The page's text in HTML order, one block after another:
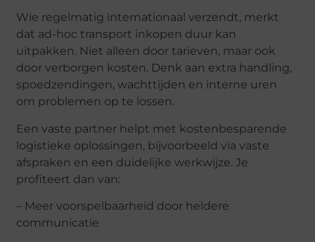
Wie regelmatig internationaal verzendt, merkt
dat ad-hoc transport inkopen duur kan
uitpakken. Niet alleen door tarieven, maar ook
door verborgen kosten. Denk aan extra handling,
spoedzendingen, wachttijden en interne uren
om problemen op te lossen.
Een vaste partner helpt met kostenbesparende
logistieke oplossingen, bijvoorbeeld via vaste
afspraken en een duidelijke werkwijze. Je
profiteert dan van:
– Meer voorspelbaarheid door heldere
communicatie